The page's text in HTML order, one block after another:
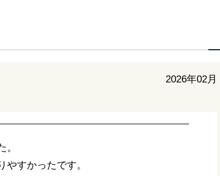
2026年02月
すかったです。